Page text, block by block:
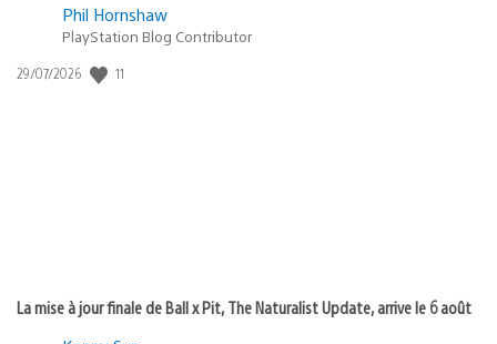
Phil Hornshaw
PlayStation Blog Contributor
Date
29/07/2026 11
La mise à jour finale de Ball x Pit, The Naturalist Update, arrive le 6 août